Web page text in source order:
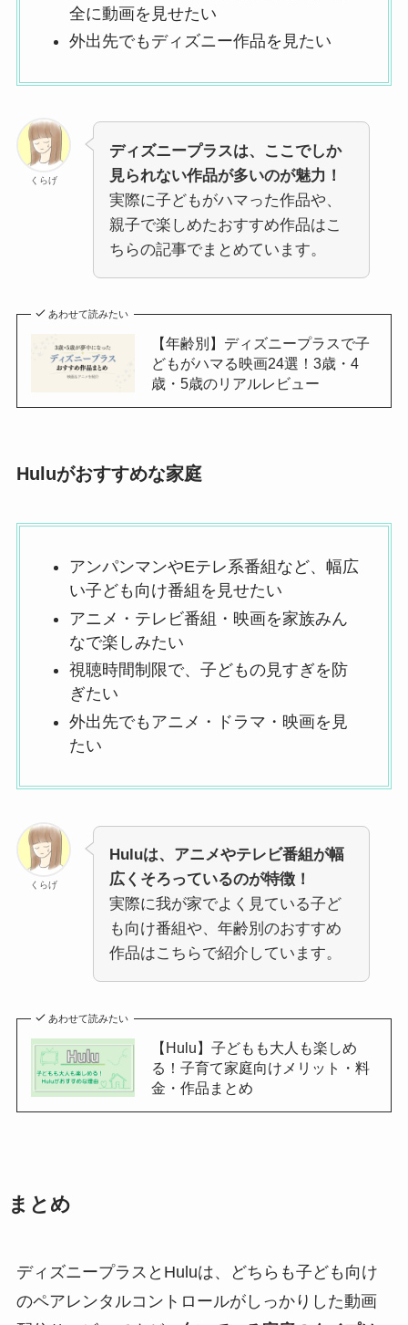
全に動画を見せたい
外出先でもディズニー作品を見たい
くらげ
ディズニープラスは、ここでしか
見られない作品が多いのが魅力！
実際に子どもがハマった作品や、
親子で楽しめたおすすめ作品はこ
ちらの記事でまとめています。
あわせて読みたい
【年齢別】ディズニープラスで子
どもがハマる映画24選！3歳・4
歳・5歳のリアルレビュー
Huluがおすすめな家庭
アンパンマンやEテレ系番組など、幅広
い子ども向け番組を見せたい
アニメ・テレビ番組・映画を家族みん
なで楽しみたい
視聴時間制限で、子どもの見すぎを防
ぎたい
外出先でもアニメ・ドラマ・映画を見
たい
くらげ
Huluは、アニメやテレビ番組が幅
広くそろっているのが特徴！
実際に我が家でよく見ている子ど
も向け番組や、年齢別のおすすめ
作品はこちらで紹介しています。
あわせて読みたい
【Hulu】子どもも大人も楽しめ
る！子育て家庭向けメリット・料
金・作品まとめ
まとめ
ディズニープラスとHuluは、どちらも子ども向け
のペアレンタルコントロールがしっかりした動画